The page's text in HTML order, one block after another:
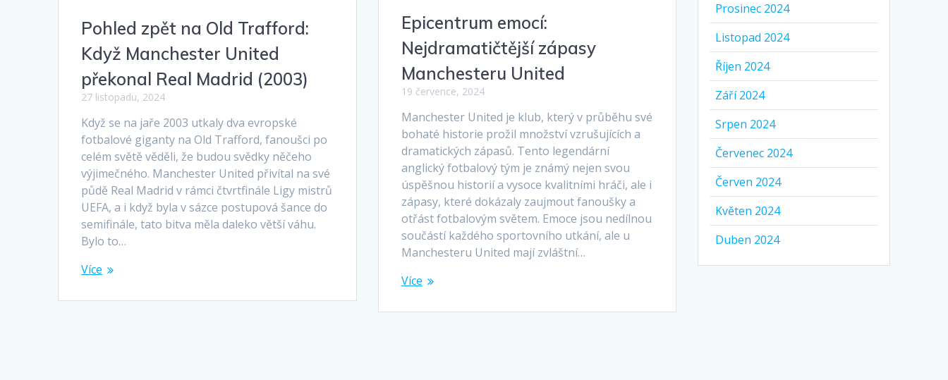
Pohled zpět na Old Trafford:
Když Manchester United
překonal Real Madrid (2003)
27 listopadu, 2024
Když se na jaře 2003 utkaly dva evropské
fotbalové giganty na Old Trafford, fanoušci po
celém světě věděli, že budou svědky něčeho
výjimečného. Manchester United přivítal na své
půdě Real Madrid v rámci čtvrtfinále Ligy mistrů
UEFA, a i když byla v sázce postupová šance do
semifinále, tato bitva měla daleko větší váhu.
Bylo to…
Více
Epicentrum emocí:
Nejdramatičtější zápasy
Manchesteru United
19 července, 2024
Manchester United je klub, který v průběhu své
bohaté historie prožil množství vzrušujících a
dramatických zápasů. Tento legendární
anglický fotbalový tým je známý nejen svou
úspěšnou historií a vysoce kvalitními hráči, ale i
zápasy, které dokázaly zaujmout fanoušky a
otřást fotbalovým světem. Emoce jsou nedílnou
součástí každého sportovního utkání, ale u
Manchesteru United mají zvláštní…
Více
Prosinec 2024
Listopad 2024
Říjen 2024
Září 2024
Srpen 2024
Červenec 2024
Červen 2024
Květen 2024
Duben 2024